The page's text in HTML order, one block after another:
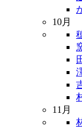
10月
11月